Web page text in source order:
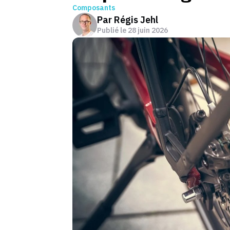
Composants
Par Régis Jehl
Publié le 28 juin 2026